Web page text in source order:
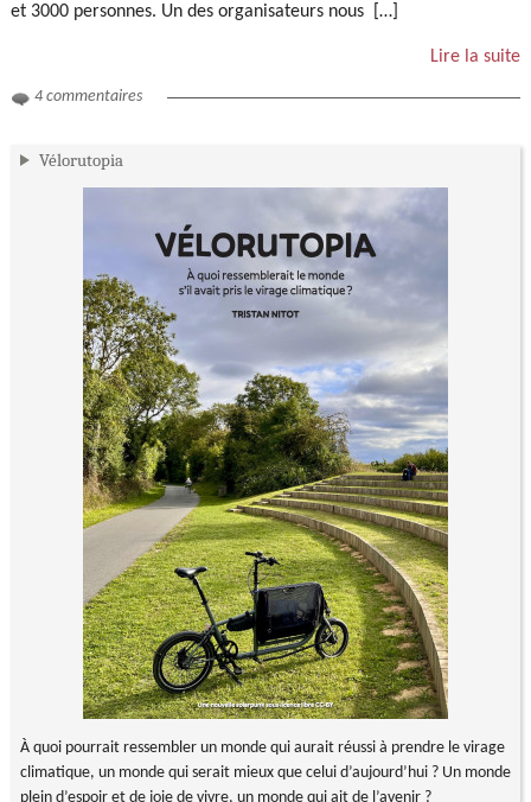
et 3000 personnes. Un des organisateurs nous […]
Lire la suite
4 commentaires
Vélorutopia
À quoi pourrait ressembler un monde qui aurait réussi à prendre le virage
climatique, un monde qui serait mieux que celui d’aujourd’hui ? Un monde
plein d’espoir et de joie de vivre, un monde qui ait de l’avenir ?